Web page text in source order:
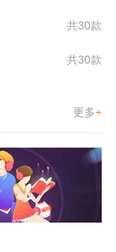
共30款
共30款
更多+